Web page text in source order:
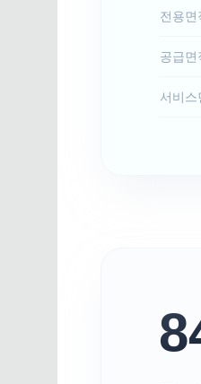
전용면
공급면
서비스